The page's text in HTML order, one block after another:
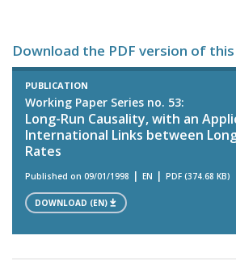
Download the PDF version of
PUBLICATION
Working Paper Series no. 53:
Long-Run Causality, with an
International Links between
Rates
Published on 09/01/1998 EN PDF (374.68 KB)
DOWNLOAD (EN)